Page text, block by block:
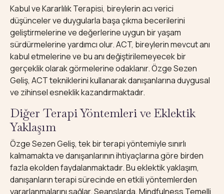
Kabul ve Kararlılık Terapisi, bireylerin acı verici
düşünceler ve duygularla başa çıkma becerilerini
geliştirmelerine ve değerlerine uygun bir yaşam
sürdürmelerine yardımcı olur. ACT, bireylerin mevcut anı
kabul etmelerine ve bu anı değiştirilemeyecek bir
gerçeklik olarak görmelerine odaklanır. Özge Sezen
Geliş, ACT tekniklerini kullanarak danışanlarına duygusal
ve zihinsel esneklik kazandırmaktadır.
Diğer Terapi Yöntemleri ve Eklektik
Yaklaşım
Özge Sezen Geliş, tek bir terapi yöntemiyle sınırlı
kalmamakta ve danışanlarının ihtiyaçlarına göre birden
fazla ekolden faydalanmaktadır. Bu eklektik yaklaşım,
danışanların terapi sürecinde en etkili yöntemlerden
yararlanmalarını sağlar. Seanslarda, Mindfulness Temelli